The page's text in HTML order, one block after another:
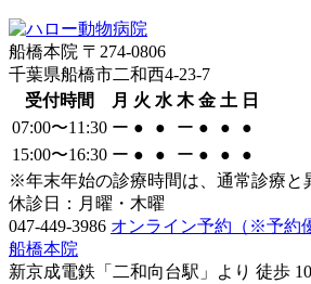
船橋本院 〒274-0806
千葉県船橋市二和西4-23-7
受付時間
月 火 水 木 金 土 日
07:00〜11:30 ー ● ● ー ● ●
●
15:00〜16:30 ー ● ● ー ● ●
●
※年末年始の診療時間は、通常診療と
休診日：月曜・木曜
047-449-3986 オンライン予約 （※予約
船橋本院
新京成電鉄「二和向台駅」より 徒歩 10